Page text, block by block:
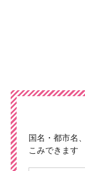
国名・都市名
こみできます